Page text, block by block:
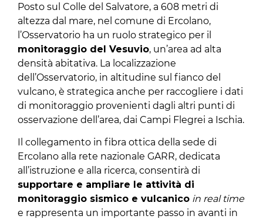
Posto sul Colle del Salvatore, a 608 metri di
altezza dal mare, nel comune di Ercolano,
l’Osservatorio ha un ruolo strategico per il
monitoraggio del Vesuvio, un’area ad alta
densità abitativa. La localizzazione
dell’Osservatorio, in altitudine sul fianco del
vulcano, è strategica anche per raccogliere i dati
di monitoraggio provenienti dagli altri punti di
osservazione dell’area, dai Campi Flegrei a Ischia.
Il collegamento in fibra ottica della sede di
Ercolano alla rete nazionale GARR, dedicata
all’istruzione e alla ricerca, consentirà di
supportare e ampliare le attività di
monitoraggio sismico e vulcanico in real time
e rappresenta un importante passo in avanti in